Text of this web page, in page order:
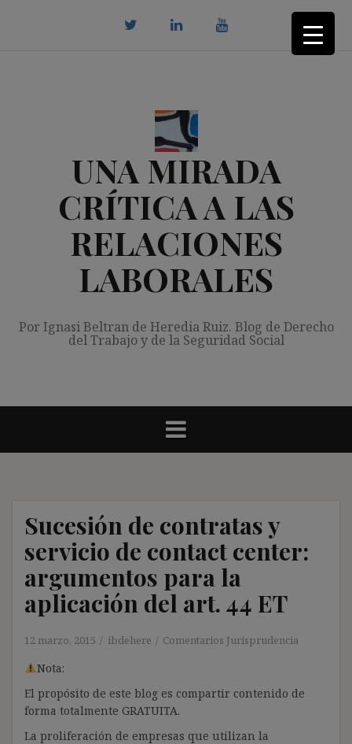
UNA MIRADA
CRÍTICA A LAS
RELACIONES
LABORALES
Por Ignasi Beltran de Heredia Ruiz. Blog de Derecho
del Trabajo y de la Seguridad Social
Sucesión de contratas y
servicio de contact center:
argumentos para la
aplicación del art. 44 ET
12 marzo, 2015 ibdehere Comentarios Jurisprudencia
Nota:
El propósito de este blog es compartir contenido de
forma totalmente GRATUITA.
La proliferación de empresas que utilizan la